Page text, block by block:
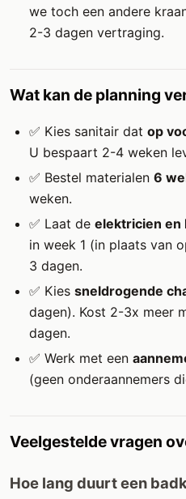
we toch een andere
2-3 dagen vertraging.
Wat kan de planning
✅ Kies sanitair dat op
U bespaart 2-4 weken
✅ Bestel materialen 6
weken.
✅ Laat de elektricien en
in week 1 (in plaats van
3 dagen.
✅ Kies sneldrogende
dagen). Kost 2-3x meer
dagen.
✅ Werk met een
(geen onderaannemers
Veelgestelde vragen
Hoe lang duurt een